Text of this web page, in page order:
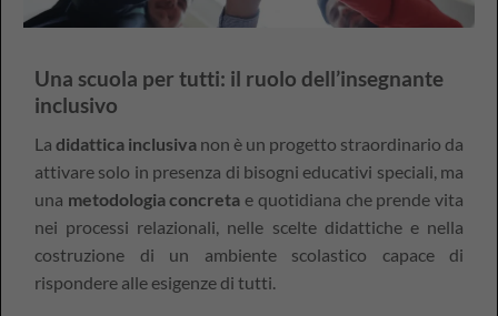
Una scuola per tutti: il ruolo dell’insegnante
inclusivo
La didattica inclusiva non è un progetto straordinario da
attivare solo in presenza di bisogni educativi speciali, ma
una metodologia concreta e quotidiana che prende vita
nei processi relazionali, nelle scelte didattiche e nella
costruzione di un ambiente scolastico capace di
rispondere alle esigenze di tutti.